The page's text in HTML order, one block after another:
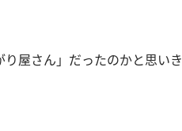
屋さん」だったのかと思いき